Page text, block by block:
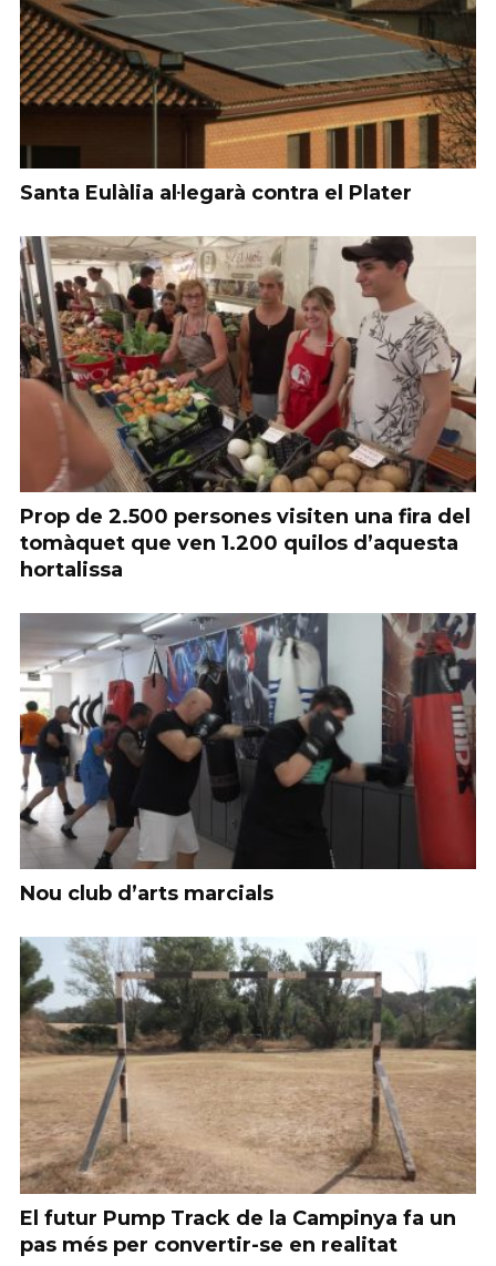
Santa Eulàlia al·legarà contra el Plater
Prop de 2.500 persones visiten una fira del
tomàquet que ven 1.200 quilos d’aquesta
hortalissa
Nou club d’arts marcials
El futur Pump Track de la Campinya fa un
pas més per convertir-se en realitat